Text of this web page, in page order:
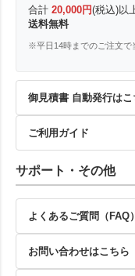
合計 20,000円(税込)以
送料無料
※平日14時までのご注文で
御見積書 自動発行はこ
ご利用ガイド
サポート・その他
よくあるご質問（FAQ）
お問い合わせはこちら